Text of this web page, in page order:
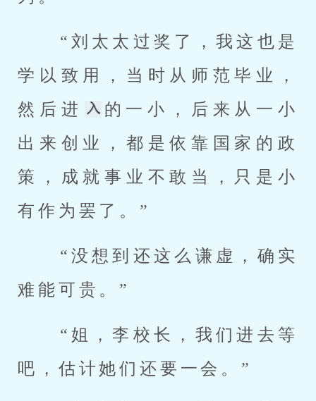
学以致用，当时从师范毕业，
然后进
的一小，后来从一小
出来创业，都是依靠国家的政
策，成就事业不敢当，只是小
有作为罢了。”
难能可贵。”
吧，估计她们还要一会。”